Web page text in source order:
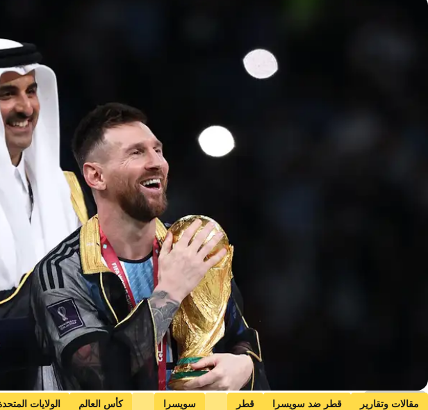
Getty Images
مقالات وتقارير قطر ضد سويسرا قطر سويسرا كأس العالم الولايات